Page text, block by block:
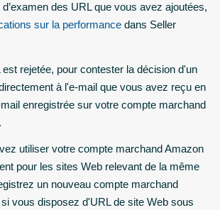
des URL que vous avez ajoutées,
sur la performance dans Seller
rejetée, pour contester la décision d'un
à l'e-mail que vous avez reçu en
enregistrée sur votre compte marchand
utiliser votre compte marchand Amazon
pour les sites Web relevant de la même
un nouveau compte marchand
vous disposez d'URL de site Web sous